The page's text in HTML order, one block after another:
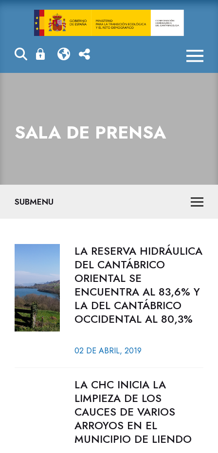
Sala de prensa
SALA DE PRENSA
SUBMENU
LA RESERVA HIDRÁULICA
DEL CANTÁBRICO
ORIENTAL SE
ENCUENTRA AL 83,6% Y
LA DEL CANTÁBRICO
OCCIDENTAL AL 80,3%
02 DE ABRIL, 2019
LA CHC INICIA LA
LIMPIEZA DE LOS
CAUCES DE VARIOS
ARROYOS EN EL
MUNICIPIO DE LIENDO